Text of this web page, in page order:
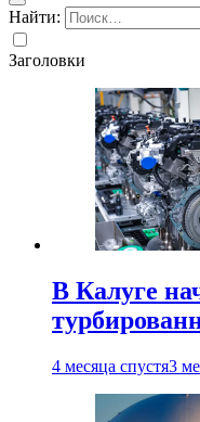
Найти:
Заголовки
В Калуге
4 месяца спустя3